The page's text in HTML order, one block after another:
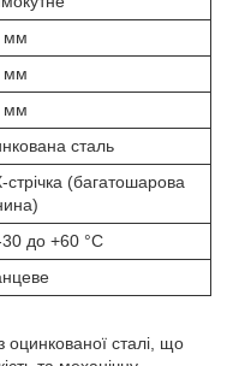
мм
мм
мм
сталь
стрічка (багатошарова
30 до +60 °C
оцинкованої сталі, що